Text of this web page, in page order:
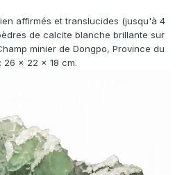
affirmés et translucides (jusqu'à 4
de calcite blanche brillante sur
minier de Dongpo, Province du
26 x 22 x 18 cm.